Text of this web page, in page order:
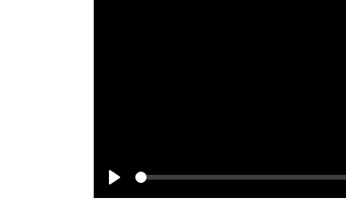
Seek